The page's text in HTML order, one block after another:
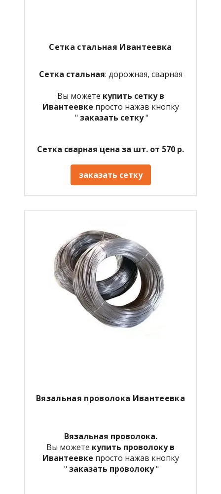
Сетка стальная Ивантеевка
Сетка стальная: дорожная, сварная
Вы можете купить сетку в
Ивантеевке просто нажав кнопку
" заказать сетку"
Сетка сварная цена за шт. от 570 р.
заказать сетку
Вязальная проволока Ивантеевка
Вязальная проволока.
Вы можете купить проволоку в
Ивантеевке просто нажав кнопку
" заказать проволоку"